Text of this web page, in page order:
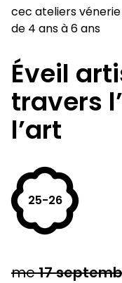
cec ateliers vénerie
de 4 ans à 6 ans
Éveil
travers
l’art
25-26
me17